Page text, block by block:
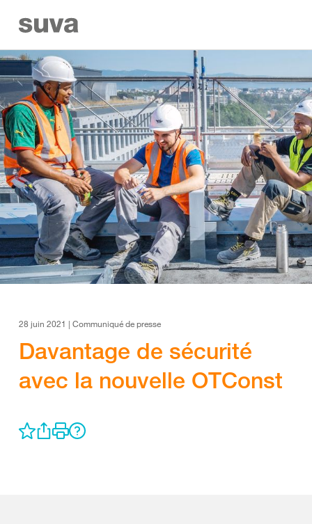
28 juin 2021 | Communiqué de presse
Davantage de sécurité
avec la nouvelle OTConst